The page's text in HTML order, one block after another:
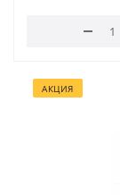
АКЦИЯ